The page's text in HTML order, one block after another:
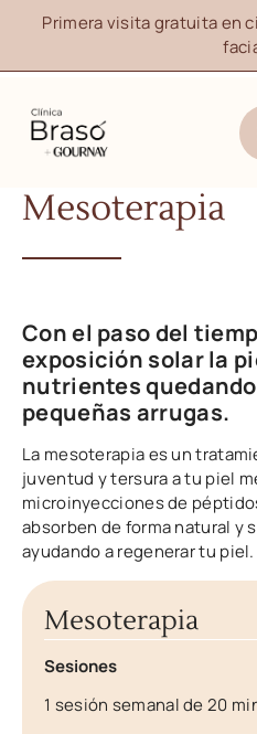
Primera visita gratuita en
Mesoterapia
Con el paso del
exposición solar la
nutrientes
pequeñas arrugas.
La mesoterapia es un
juventud y tersura a tu piel
microinyecciones de
absorben de forma natural y
ayudando a regenerar tu piel.
Mesoterapia
Sesiones
1 sesión semanal de 20